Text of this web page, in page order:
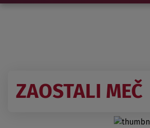
ZAOSTALI MEČ